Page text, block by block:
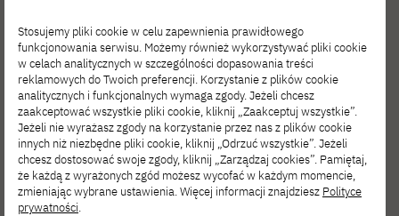
AKTUALNOŚCI MAJ 24, 2023
Konferencja Robotic Process
Automation w Biznesie
AKTUALNOŚCI MAJ 17, 2023
Sukces doktorantów w konkursie
do międzynarodowego warsztatu
SemEval
Stosujemy pliki cookie w celu zapewnienia prawidłowego
funkcjonowania serwisu. Możemy również wykorzystywać pliki cookie
w celach analitycznych w szczególności dopasowania treści
reklamowych do Twoich preferencji. Korzystanie z plików cookie
analitycznych i funkcjonalnych wymaga zgody. Jeżeli chcesz
zaakceptować wszystkie pliki cookie, kliknij „Zaakceptuj wszystkie”.
Jeżeli nie wyrażasz zgody na korzystanie przez nas z plików cookie
innych niż niezbędne pliki cookie, kliknij „Odrzuć wszystkie”. Jeżeli
chcesz dostosować swoje zgody, kliknij „Zarządzaj cookies”. Pamiętaj,
że każdą z wyrażonych zgód możesz wycofać w każdym momencie,
zmieniając wybrane ustawienia. Więcej informacji znajdziesz Polityce
prywatności.